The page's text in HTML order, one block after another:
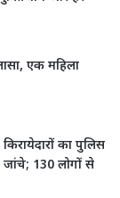
एक महिला
का पुलिस
130 लोगों से